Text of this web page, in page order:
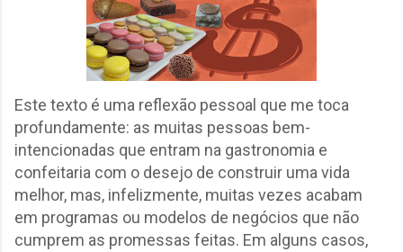
Este texto é uma reflexão pessoal que me toca
profundamente: as muitas pessoas bem-
intencionadas que entram na gastronomia e
confeitaria com o desejo de construir uma vida
melhor, mas, infelizmente, muitas vezes acabam
em programas ou modelos de negócios que não
cumprem as promessas feitas. Em alguns casos,